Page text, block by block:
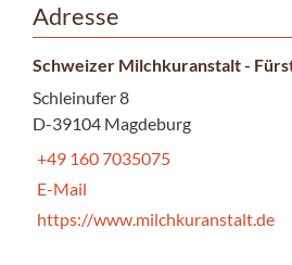
Adresse
Schweizer Milchkuranstalt -
Schleinufer 8
D-39104 Magdeburg
+49 160 7035075
E-Mail
https://www.milchkuranstalt.de